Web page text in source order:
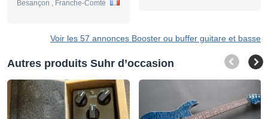
Besançon , Franche-Comté
Voir les 57 annonces Booster ou buffer guitare et basse
Autres produits Suhr d’occasion